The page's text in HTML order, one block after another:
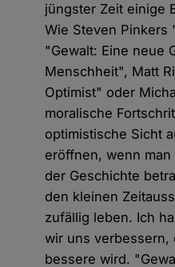
jüngster Zeit einige
Wie Steven Pinkers
"Gewalt: Eine neue
Menschheit", Matt
Optimist" oder
moralische
optimistische Sicht
eröffnen, wenn
der Geschichte
den kleinen
zufällig leben. Ich
wir uns verbessern,
bessere wird.